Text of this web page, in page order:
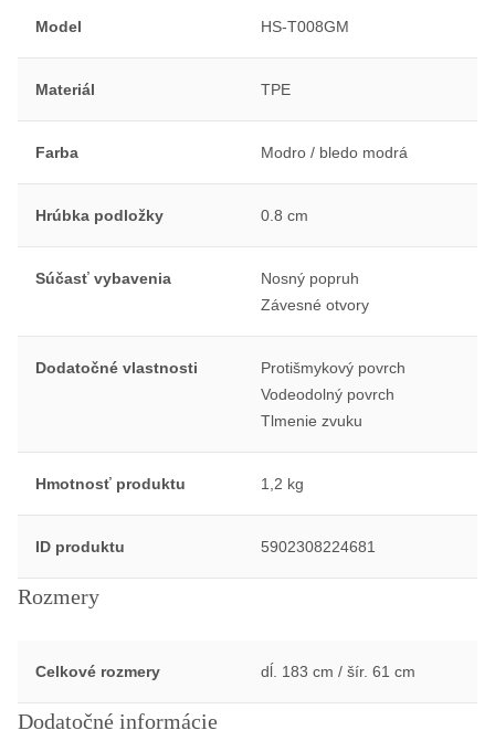
Model HS-T008GM
Materiál TPE
Farba Modro / bledo modrá
Hrúbka podložky 0.8 cm
Súčasť vybavenia
Nosný popruh
Závesné otvory
Dodatočné vlastnosti
Protišmykový povrch
Vodeodolný povrch
Tlmenie zvuku
Hmotnosť produktu 1,2 kg
ID produktu 5902308224681
Rozmery
Celkové rozmery dĺ. 183 cm / šír. 61 cm
Dodatočné informácie